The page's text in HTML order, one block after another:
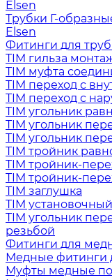
Elsen
Трубки Г-
Elsen
Фитинги для
TIM гильза
TIM муфта
TIM переход с
TIM переход с
TIM угольник
TIM угольник
TIM угольник
TIM тройник
TIM тройник-
TIM тройник-
TIM заглушка
TIM
TIM угольник
резьбой
Фитинги для
Медные фитинги
Муфты медные